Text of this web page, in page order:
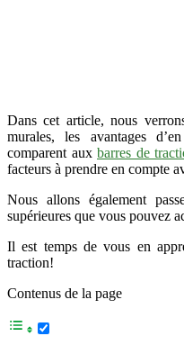
Dans cet article, nous
murales, les avantages
comparent aux barres de
facteurs à prendre en compte
Nous allons également
supérieures que vous pouvez
Il est temps de vous en
traction!
Contenus de la page